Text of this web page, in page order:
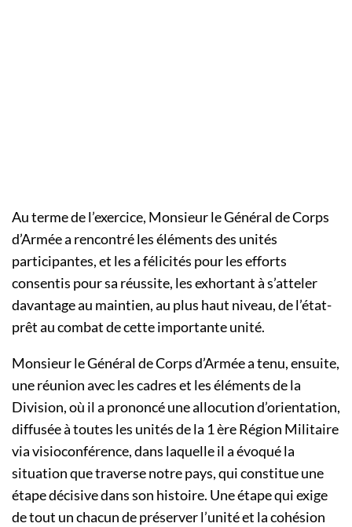
Au terme de l’exercice, Monsieur le Général de Corps
d’Armée a rencontré les éléments des unités
participantes, et les a félicités pour les efforts
consentis pour sa réussite, les exhortant à s’atteler
davantage au maintien, au plus haut niveau, de l’état-
prêt au combat de cette importante unité.
Monsieur le Général de Corps d’Armée a tenu, ensuite,
une réunion avec les cadres et les éléments de la
Division, où il a prononcé une allocution d’orientation,
diffusée à toutes les unités de la 1 ère Région Militaire
via visioconférence, dans laquelle il a évoqué la
situation que traverse notre pays, qui constitue une
étape décisive dans son histoire. Une étape qui exige
de tout un chacun de préserver l’unité et la cohésion